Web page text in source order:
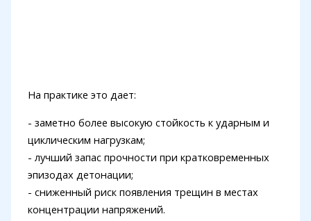
На практике это дает:
- заметно более высокую стойкость к ударным и
циклическим нагрузкам;
- лучший запас прочности при кратковременных
эпизодах детонации;
- сниженный риск появления трещин в местах
концентрации напряжений.